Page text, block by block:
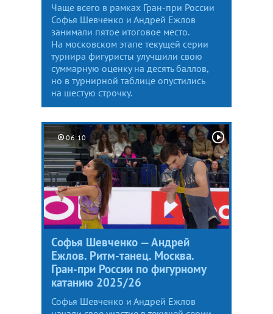
Чаще всего в рамках Гран-при России
Софья Шевченко и Андрей Ежлов
занимали пятое итоговое место.
На московском этапе текущей серии
турнира фигуристы улучшили свою
суммарную оценку на десять баллов,
но в турнирной таблице опустились
на шестую строчку.
06:10
Софья Шевченко — Андрей
Ежлов. Ритм-танец. Москва.
Гран-при России по фигурному
катанию 2025/26
Софья Шевченко и Андрей Ежлов